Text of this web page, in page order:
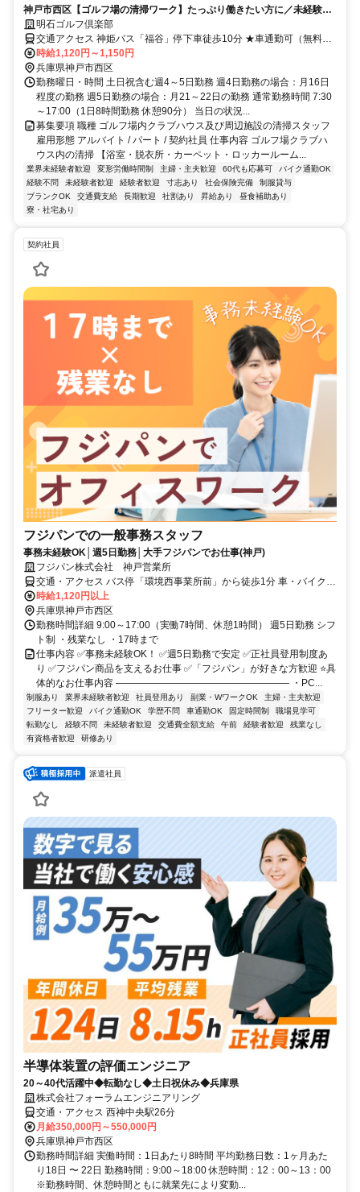
神戸市西区【ゴルフ場の清掃ワーク】たっぷり働きたい方に／未経験OK
／幅広い世代の女性活躍中☆
明石ゴルフ倶楽部
交通アクセス 神姫バス「福谷」停下車徒歩10分 ★車通勤可（無料駐
車場完備）
時給1,120円～1,150円
兵庫県神戸市西区
勤務曜日・時間 土日祝含む週4～5日勤務 週4日勤務の場合：月16日
程度の勤務 週5日勤務の場合：月21～22日の勤務 通常勤務時間 7:30
～17:00（1日8時間勤務 休憩90分） 当日の状況...
募集要項 職種 ゴルフ場内クラブハウス及び周辺施設の清掃スタッフ
雇用形態 アルバイト / パート / 契約社員 仕事内容 ゴルフ場クラブハ
ウス内の清掃 【浴室・脱衣所・カーペット・ロッカールーム...
業界未経験者歓迎 変形労働時間制 主婦・主夫歓迎 60代も応募可
バイク通勤OK
経験不問
未経験者歓迎 経験者歓迎 寸志あり 社会保険完備
制服貸与
ブランクOK
交通費支給 長期歓迎 社割あり 昇給あり
昼食補助あり
寮・社宅あり
契約社員
フジパンでの一般事務スタッフ
事務未経験OK│週5日勤務│大手フジパンでお仕事(神戸)
フジパン株式会社 神戸営業所
交通・アクセス バス停「環境西事業所前」から徒歩1分 車・バイク通
勤OK 無料駐車場完備
時給1,120円以上
兵庫県神戸市西区
勤務時間詳細 9:00～17:00（実働7時間、休憩1時間） 週5日勤務 シフ
ト制 ・残業なし ・17時まで
仕事内容 ✅事務未経験OK！ ✅週5日勤務で安定 ✅正社員登用制度あ
り ✅フジパン商品を支えるお仕事 ✅「フジパン」が好きな方歓迎 ⭐具
体的なお仕事内容 ―――――――――――――――――― ・PC...
制服あり 業界未経験者歓迎 社員登用あり 副業・WワークOK
主婦・主夫歓迎
フリーター歓迎
バイク通勤OK 学歴不問 車通勤OK 固定時間制
職場見学可
転勤なし
経験不問 未経験者歓迎 交通費全額支給 午前 経験者歓迎
残業なし
有資格者歓迎
研修あり
派遣社員
半導体装置の評価エンジニア
20～40代活躍中◆転勤なし◆土日祝休み◆兵庫県
株式会社フォーラムエンジニアリング
交通・アクセス 西神中央駅26分
月給350,000円～550,000円
兵庫県神戸市西区
勤務時間詳細 実働時間：1日あたり8時間 平均勤務日数：1ヶ月あた
り18日 〜 22日 勤務時間：9:00～18:00 休憩時間：12：00～13：00
※勤務時間、休憩時間ともに就業先により変動...